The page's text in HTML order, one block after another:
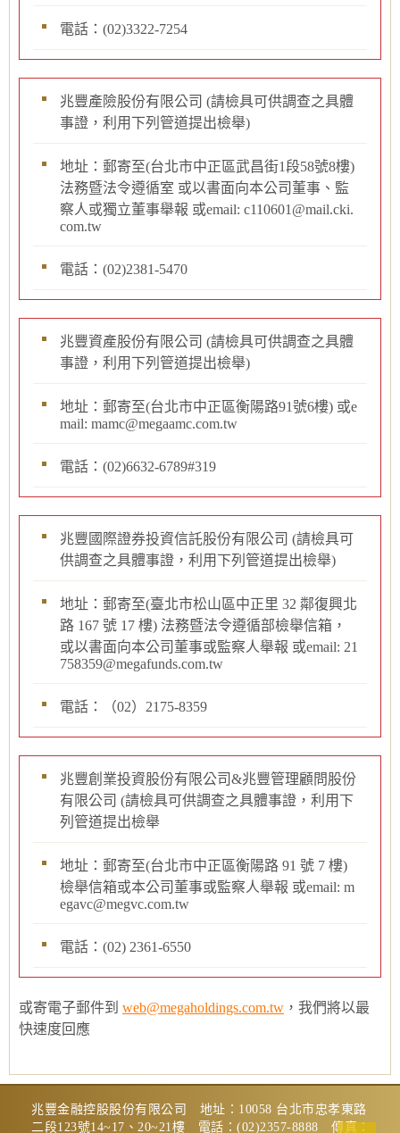
電話：(02)3322-7254
兆豐產險股份有限公司 (請檢具可供調查之具體
事證，利用下列管道提出檢舉)
地址：郵寄至(台北市中正區武昌街1段58號8樓)
法務暨法令遵循室 或以書面向本公司董事、監
察人或獨立董事舉報 或email: c110601@mail.cki.
com.tw
電話：(02)2381-5470
兆豐資產股份有限公司 (請檢具可供調查之具體
事證，利用下列管道提出檢舉)
地址：郵寄至(台北市中正區衡陽路91號6樓) 或e
mail: mamc@megaamc.com.tw
電話：(02)6632-6789#319
兆豐國際證券投資信託股份有限公司 (請檢具可
供調查之具體事證，利用下列管道提出檢舉)
地址：郵寄至(臺北市松山區中正里 32 鄰復興北
路 167 號 17 樓) 法務暨法令遵循部檢舉信箱，
或以書面向本公司董事或監察人舉報 或email: 21
758359@megafunds.com.tw
電話：（02）2175-8359
兆豐創業投資股份有限公司&兆豐管理顧問股份
有限公司 (請檢具可供調查之具體事證，利用下
列管道提出檢舉
地址：郵寄至(台北市中正區衡陽路 91 號 7 樓)
檢舉信箱或本公司董事或監察人舉報 或email: m
egavc@megvc.com.tw
電話：(02) 2361-6550
或寄電子郵件到 web@megaholdings.com.tw ，我們將以最
快速度回應
兆豐金融控股股份有限公司 地址：10058 台北市忠孝東路
二段123號14~17、20~21樓 電話：(02)2357-8888 傳真：